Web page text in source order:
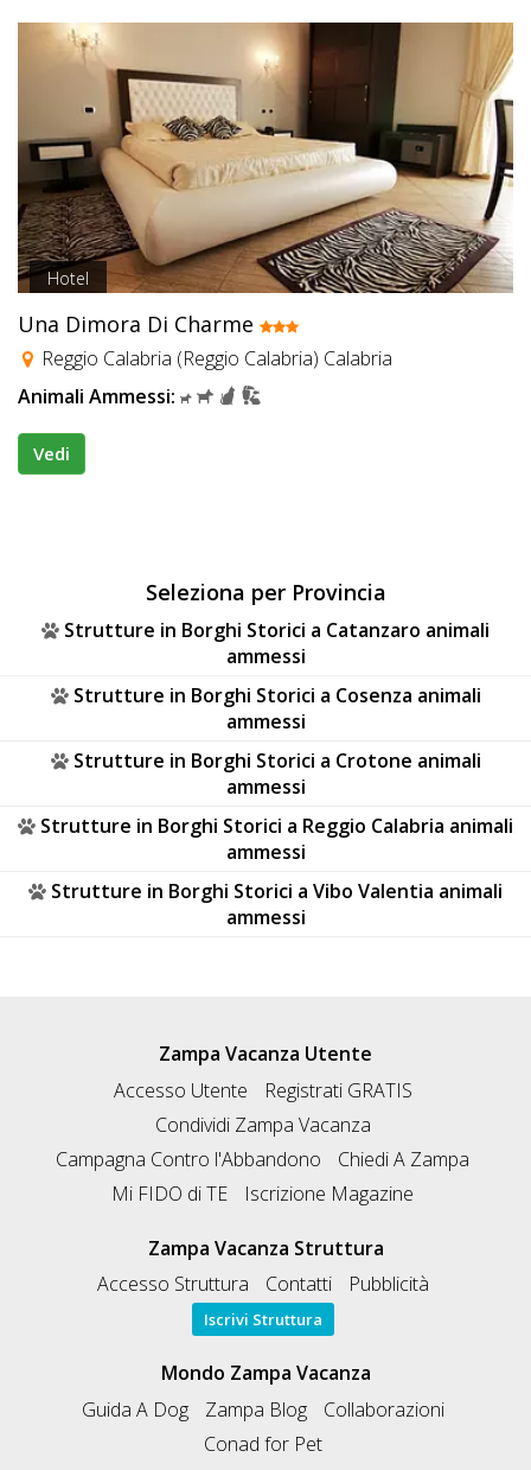
Hotel
Una Dimora Di Charme
Reggio Calabria (Reggio Calabria) Calabria
Animali Ammessi:
Vedi
Seleziona per Provincia
Strutture in Borghi Storici a Catanzaro animali
ammessi
Strutture in Borghi Storici a Cosenza animali
ammessi
Strutture in Borghi Storici a Crotone animali
ammessi
Strutture in Borghi Storici a Reggio Calabria animali
ammessi
Strutture in Borghi Storici a Vibo Valentia animali
ammessi
Zampa Vacanza Utente
Accesso Utente
Registrati GRATIS
Condividi Zampa Vacanza
Campagna Contro l'Abbandono
Chiedi A Zampa
Mi FIDO di TE
Iscrizione Magazine
Zampa Vacanza Struttura
Accesso Struttura
Contatti Pubblicità
Iscrivi Struttura
Mondo Zampa Vacanza
Guida A Dog
Zampa Blog
Collaborazioni
Conad for Pet